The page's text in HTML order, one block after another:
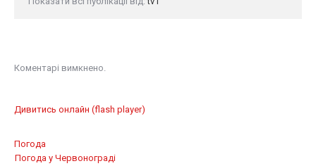
Коментарі вимкнено.
Дивитись онлайн (flash player)
Погода
Погода у Червонограді